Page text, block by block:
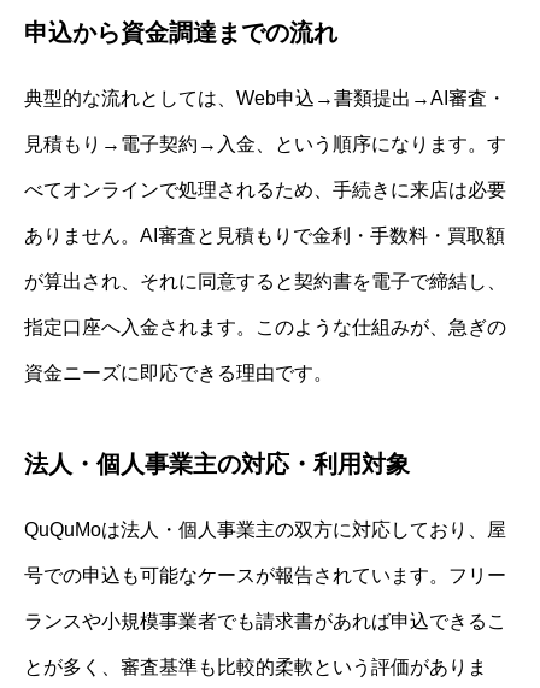
申込から資金調達までの流れ
典型的な流れとしては、Web申込→書類提出→AI審査・
見積もり→電子契約→入金、という順序になります。す
べてオンラインで処理されるため、手続きに来店は必要
ありません。AI審査と見積もりで金利・手数料・買取額
が算出され、それに同意すると契約書を電子で締結し、
指定口座へ入金されます。このような仕組みが、急ぎの
資金ニーズに即応できる理由です。
法人・個人事業主の対応・利用対象
QuQuMoは法人・個人事業主の双方に対応しており、屋
号での申込も可能なケースが報告されています。フリー
ランスや小規模事業者でも請求書があれば申込できるこ
とが多く、審査基準も比較的柔軟という評価がありま